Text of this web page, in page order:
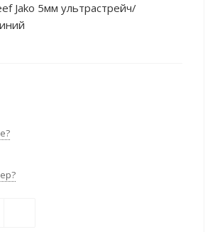
Jako 5мм ультрастрейч/